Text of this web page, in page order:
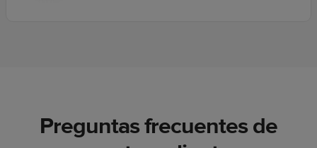
Preguntas frecuentes de